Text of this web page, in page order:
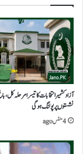
نشستوں پر پولنگ ہوگی
4 منٹس ago